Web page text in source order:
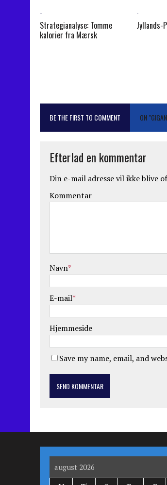
-
Strategianalyse: Tomme
kalorier fra Mærsk
-
Jyllands-
BE THE FIRST TO COMMENT ON
Efterlad en kommentar
Din e-mail adresse vil ikke blive
Kommentar
Navn*
E-mail*
Hjemmeside
Save my name, email, and
august 2026